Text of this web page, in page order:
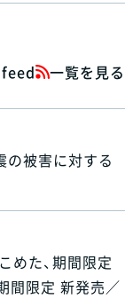
feed 一覧を見る
の被害に対する
めた、期間限定
間限定 新発売／